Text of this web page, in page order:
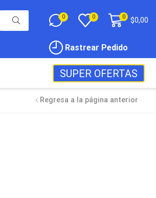
0 0 0 $0,00
Rastrear Pedido
SUPER OFERTAS
Regresa a la página anterior